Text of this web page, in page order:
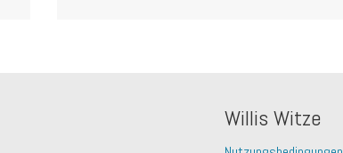
Willis Witze